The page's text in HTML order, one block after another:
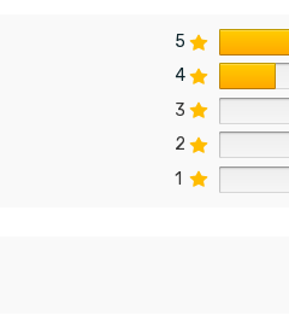
5
4
3
2
1